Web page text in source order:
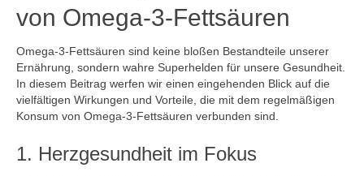
von Omega-3-Fettsäuren
Omega-3-Fettsäuren sind keine bloßen Bestandteile unserer
Ernährung, sondern wahre Superhelden für unsere Gesundheit.
In diesem Beitrag werfen wir einen eingehenden Blick auf die
vielfältigen Wirkungen und Vorteile, die mit dem regelmäßigen
Konsum von Omega-3-Fettsäuren verbunden sind.
1. Herzgesundheit im Fokus